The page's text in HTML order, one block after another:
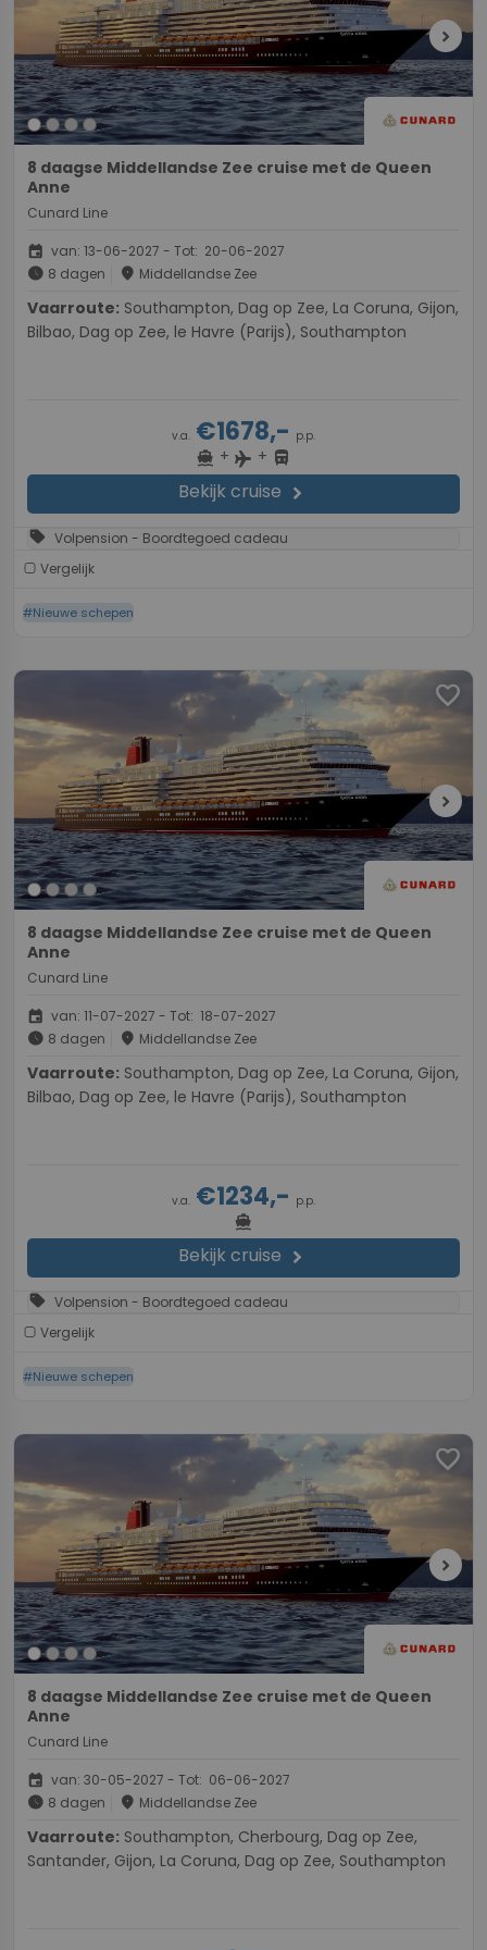
chevron_right
8 daagse Middellandse Zee cruise met de Queen
Anne
Cunard Line
event van: 13-06-2027 - Tot: 20-06-2027
schedule 8 dagen place Middellandse Zee
Vaarroute:
Bilbao, Dag op Zee, le Havre (Parijs), Southampton
v.a. €1678,- p.p.
directions_boat + flight + directions_bus
Bekijk cruise chevron_right
sell Volpension - Boordtegoed cadeau
Vergelijk
#Nieuwe schepen
favorite
chevron_right
8 daagse Middellandse Zee cruise met de Queen
Anne
Cunard Line
event van: 11-07-2027 - Tot: 18-07-2027
schedule 8 dagen place Middellandse Zee
Vaarroute:
Bilbao, Dag op Zee, le Havre (Parijs), Southampton
v.a. €1234,- p.p.
directions_boat
Bekijk cruise chevron_right
sell Volpension - Boordtegoed cadeau
Vergelijk
#Nieuwe schepen
favorite
chevron_right
8 daagse Middellandse Zee cruise met de Queen
Anne
Cunard Line
event van: 30-05-2027 - Tot: 06-06-2027
schedule 8 dagen place Middellandse Zee
Vaarroute:
Santander, Gijon, La Coruna, Dag op Zee, Southampton